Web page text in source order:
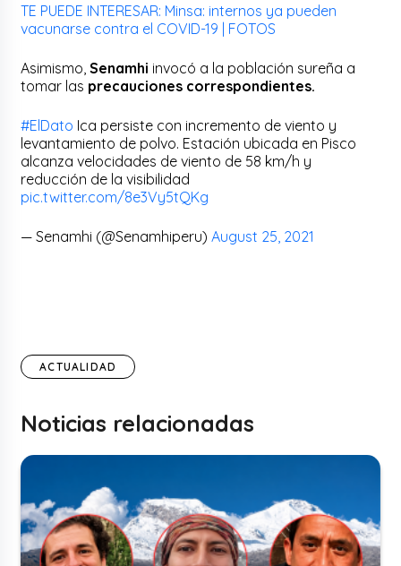
TE PUEDE INTERESAR: Minsa: internos ya pueden
vacunarse contra el COVID-19 | FOTOS
Asimismo,Senamhi invocó a la población sureña a
tomar las precauciones correspondientes.
#ElDato Ica persiste con incremento de viento y
levantamiento de polvo. Estación ubicada en Pisco
alcanza velocidades de viento de 58 km/h y
reducción de la visibilidad
pic.twitter.com/8e3Vy5tQKg
— Senamhi (@Senamhiperu)August 25, 2021
ACTUALIDAD
Noticias relacionadas